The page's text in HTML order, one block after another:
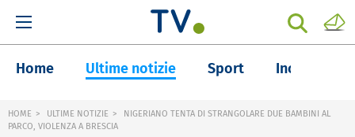
Home Ultime notizie Sport Inchieste
HOME ULTIME NOTIZIE
NIGERIANO TENTA DI STRANGOLARE DUE BAMBINI AL
PARCO, VIOLENZA A BRESCIA